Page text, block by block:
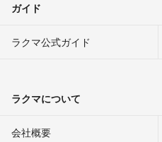
ガイド
ラクマ公式ガイド
ラクマについて
会社概要